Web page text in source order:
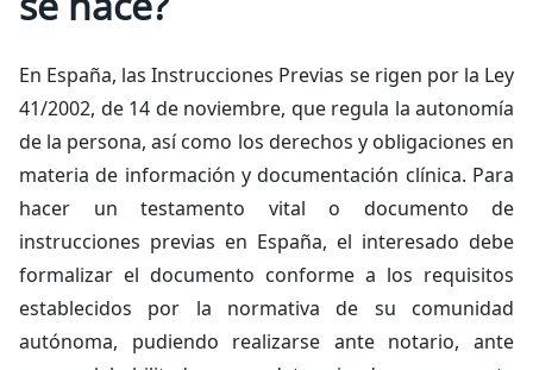
En España, las Instrucciones Previas se rigen por la Ley
41/2002, de 14 de noviembre, que regula la autonomía
de la persona, así como los derechos y obligaciones en
materia de información y documentación clínica. Para
hacer un testamento vital o documento de
instrucciones previas en España, el interesado debe
formalizar el documento conforme a los requisitos
establecidos por la normativa de su comunidad
autónoma, pudiendo realizarse ante notario, ante